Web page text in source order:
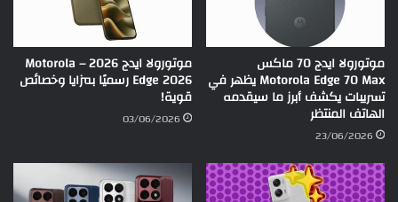
موتورولا ايدج 70 ماكس
Motorola Edge 70 Max يظهر في
تسريبات يكشف أبرز ما سيقدمه
الهاتف المنتظر
23/06/2026
موتورولا ايدج 2026 – Motorola
Edge 2026 رسميًا بمزايا وخصائص
قوية!
03/06/2026